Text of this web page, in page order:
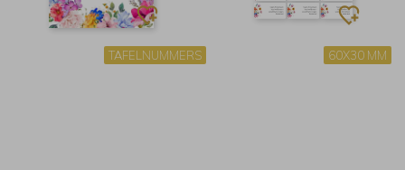
TAFELNUMMERS 60X30 MM